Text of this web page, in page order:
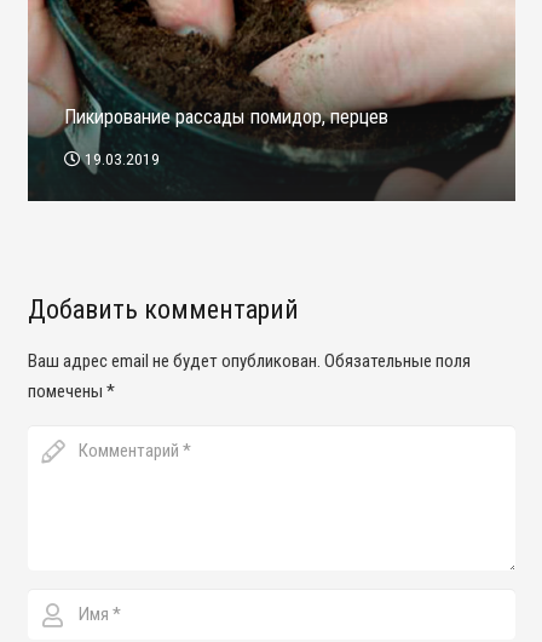
Пикирование рассады помидор, перцев
19.03.2019
Добавить комментарий
Ваш адрес email не будет опубликован. Обязательные поля
помечены *